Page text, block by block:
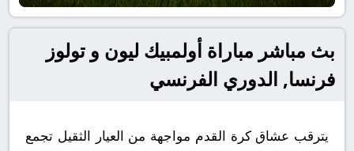
بث مباشر مباراة أولمبيك ليون و تولوز
فرنسا, الدوري الفرنسي
يترقب عشاق كرة القدم مواجهة من العيار الثقيل تجمع